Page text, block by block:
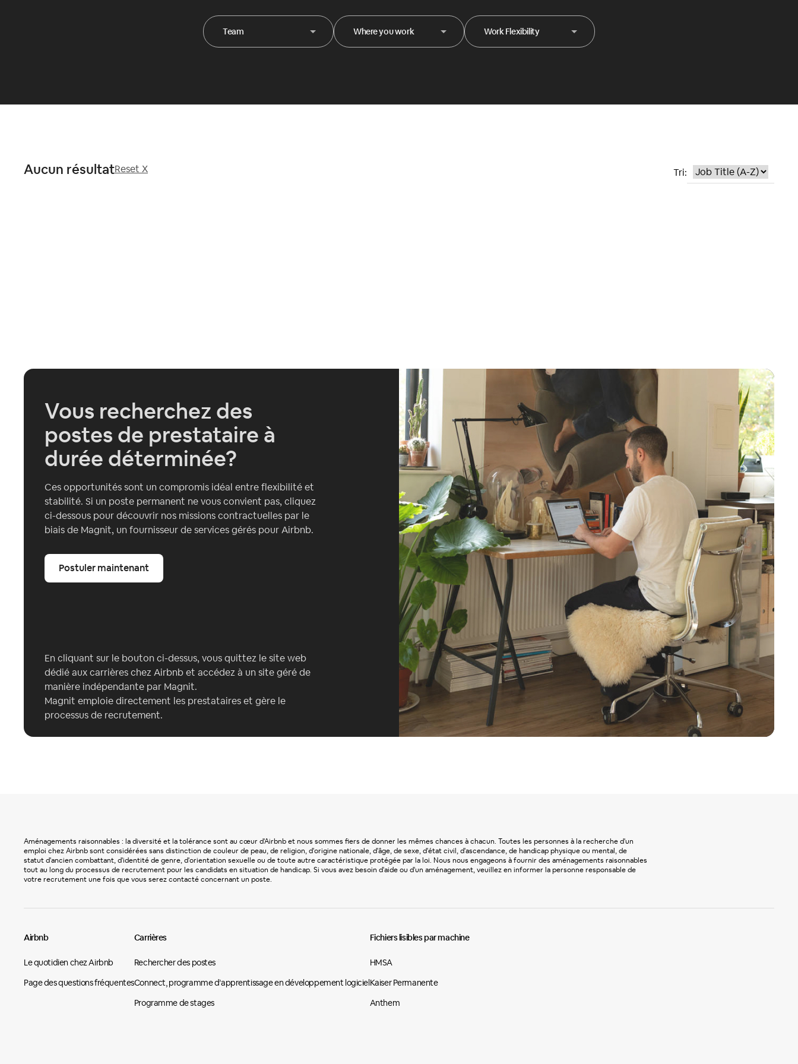
Team Where you work Work Flexibility
Aucun résultatReset Tri:
Vous recherchez des
postes de prestataire à
durée déterminée?
Ces opportunités sont un compromis idéal entre flexibilité et
stabilité. Si un poste permanent ne vous convient pas, cliquez
ci-dessous pour découvrir nos missions contractuelles par le
biais de Magnit, un fournisseur de services gérés pour Airbnb.
Postuler maintenant
En cliquant sur le bouton ci-dessus, vous quittez le site web
dédié aux carrières chez Airbnb et accédez à un site géré de
manière indépendante par Magnit.
Magnit emploie directement les prestataires et gère le
processus de recrutement.
Aménagements raisonnables : la diversité et la tolérance sont au cœur d'Airbnb et nous sommes fiers de donner les mêmes chances à chacun. Toutes les personnes à la recherche d'un
emploi chez Airbnb sont considérées sans distinction de couleur de peau, de religion, d'origine nationale, d'âge, de sexe, d'état civil, d'ascendance, de handicap physique ou mental, de
statut d'ancien combattant, d'identité de genre, d'orientation sexuelle ou de toute autre caractéristique protégée par la loi. Nous nous engageons à fournir des aménagements raisonnables
tout au long du processus de recrutement pour les candidats en situation de handicap. Si vous avez besoin d'aide ou d'un aménagement, veuillez en informer la personne responsable de
votre recrutement une fois que vous serez contacté concernant un poste.
Airbnb
Le quotidien chez Airbnb
Page des questions fréquentes
Carrières
Rechercher des postes
Connect, programme d’apprentissage en développement logiciel
Programme de stages
Fichiers lisibles par machine
HMSA
Kaiser Permanente
Anthem